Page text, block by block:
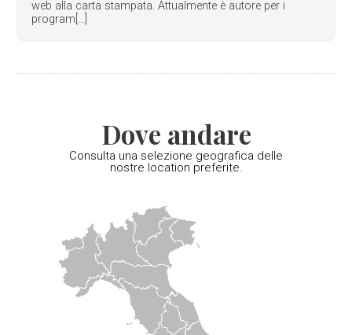
web alla carta stampata. Attualmente è autore per i
program[...]
Dove andare
Consulta una selezione geografica delle
nostre location preferite.